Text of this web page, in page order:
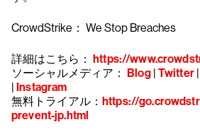
CrowdStrike： We Stop Breaches
詳細はこちら： https://
ソーシャルメディア： Blog| Twitter|
| Instagram
無料トライアル： https://
prevent-jp.html